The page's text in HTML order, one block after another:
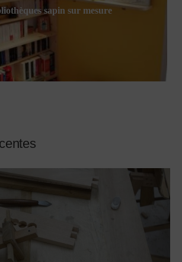
sapin sur mesure